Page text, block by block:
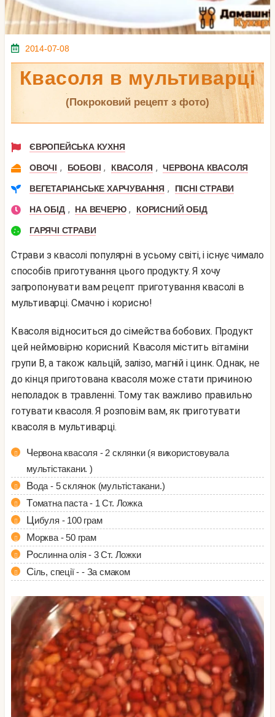
2014-07-08
Квасоля в мультиварці
(покроковий рецепт з фото)
ЄВРОПЕЙСЬКА КУХНЯ
ОВОЧІ , БОБОВІ , КВАСОЛЯ , ЧЕРВОНА КВАСОЛЯ
ВЕГЕТАРІАНСЬКЕ ХАРЧУВАННЯ , ПІСНІ СТРАВИ
НА ОБІД , НА ВЕЧЕРЮ , КОРИСНИЙ ОБІД
ГАРЯЧІ СТРАВИ
Страви з квасолі популярні в усьому світі, і існує чимало
способів приготування цього продукту. Я хочу
запропонувати вам рецепт приготування квасолі в
мультиварці. Смачно і корисно!
Квасоля відноситься до сімейства бобових. Продукт
цей неймовірно корисний. Квасоля містить вітаміни
групи В, а також кальцій, залізо, магній і цинк. Однак, не
до кінця приготована квасоля може стати причиною
неполадок в травленні. Тому так важливо правильно
готувати квасоля. Я розповім вам, як приготувати
квасоля в мультиварці.
Червона квасоля - 2 склянки (я використовувала
мультістакани. )
Вода - 5 склянок (мультістакани.)
Томатна паста - 1 Ст. Ложка
Цибуля - 100 грам
Морква - 50 грам
Рослинна олія - 3 Ст. Ложки
Сіль, спеції - - За смаком